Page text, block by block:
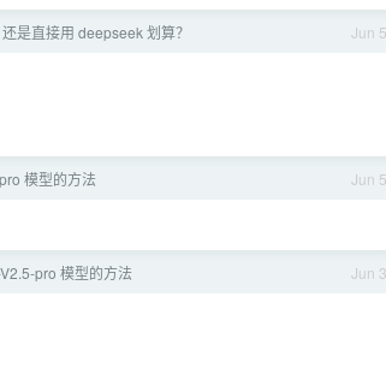
Jun 5
是直接用 deepseek 划算？
Jun 5
模型的方法
Jun 3
pro 模型的方法